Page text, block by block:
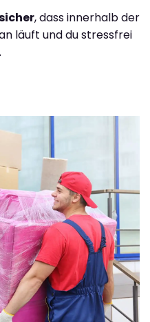
, dass innerhalb der
läuft und du stressfrei